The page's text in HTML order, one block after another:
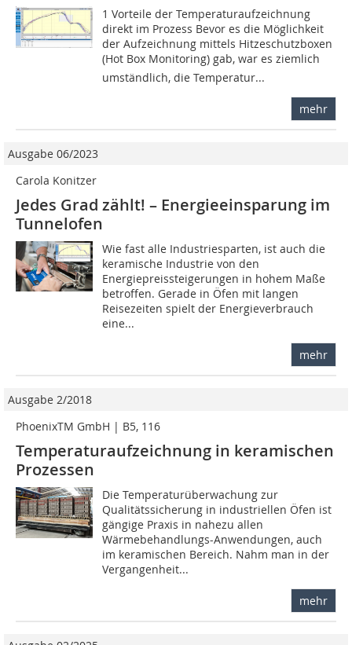
1 Vorteile der Temperaturaufzeichnung
direkt im Prozess Bevor es die Möglichkeit
der Aufzeichnung mittels Hitzeschutzboxen
(Hot Box Monitoring) gab, war es ziemlich
umständlich, die Temperatur...
mehr
Ausgabe 06/2023
Carola Konitzer
Jedes Grad zählt! – Energieeinsparung im
Tunnelofen
Wie fast alle Industriesparten, ist auch die
keramische Industrie von den
Energiepreissteigerungen in hohem Maße
betroffen. Gerade in Öfen mit langen
Reisezeiten spielt der Energieverbrauch
eine...
mehr
Ausgabe 2/2018
PhoenixTM GmbH | B5, 116
Temperaturaufzeichnung in keramischen
Prozessen
Die Temperaturüberwachung zur
Qualitätssicherung in industriellen Öfen ist
gängige Praxis in nahezu allen
Wärmebehandlungs-Anwendungen, auch
im keramischen Bereich. Nahm man in der
Vergangenheit...
mehr